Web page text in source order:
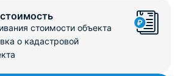
стоимости объекта
о кадастровой